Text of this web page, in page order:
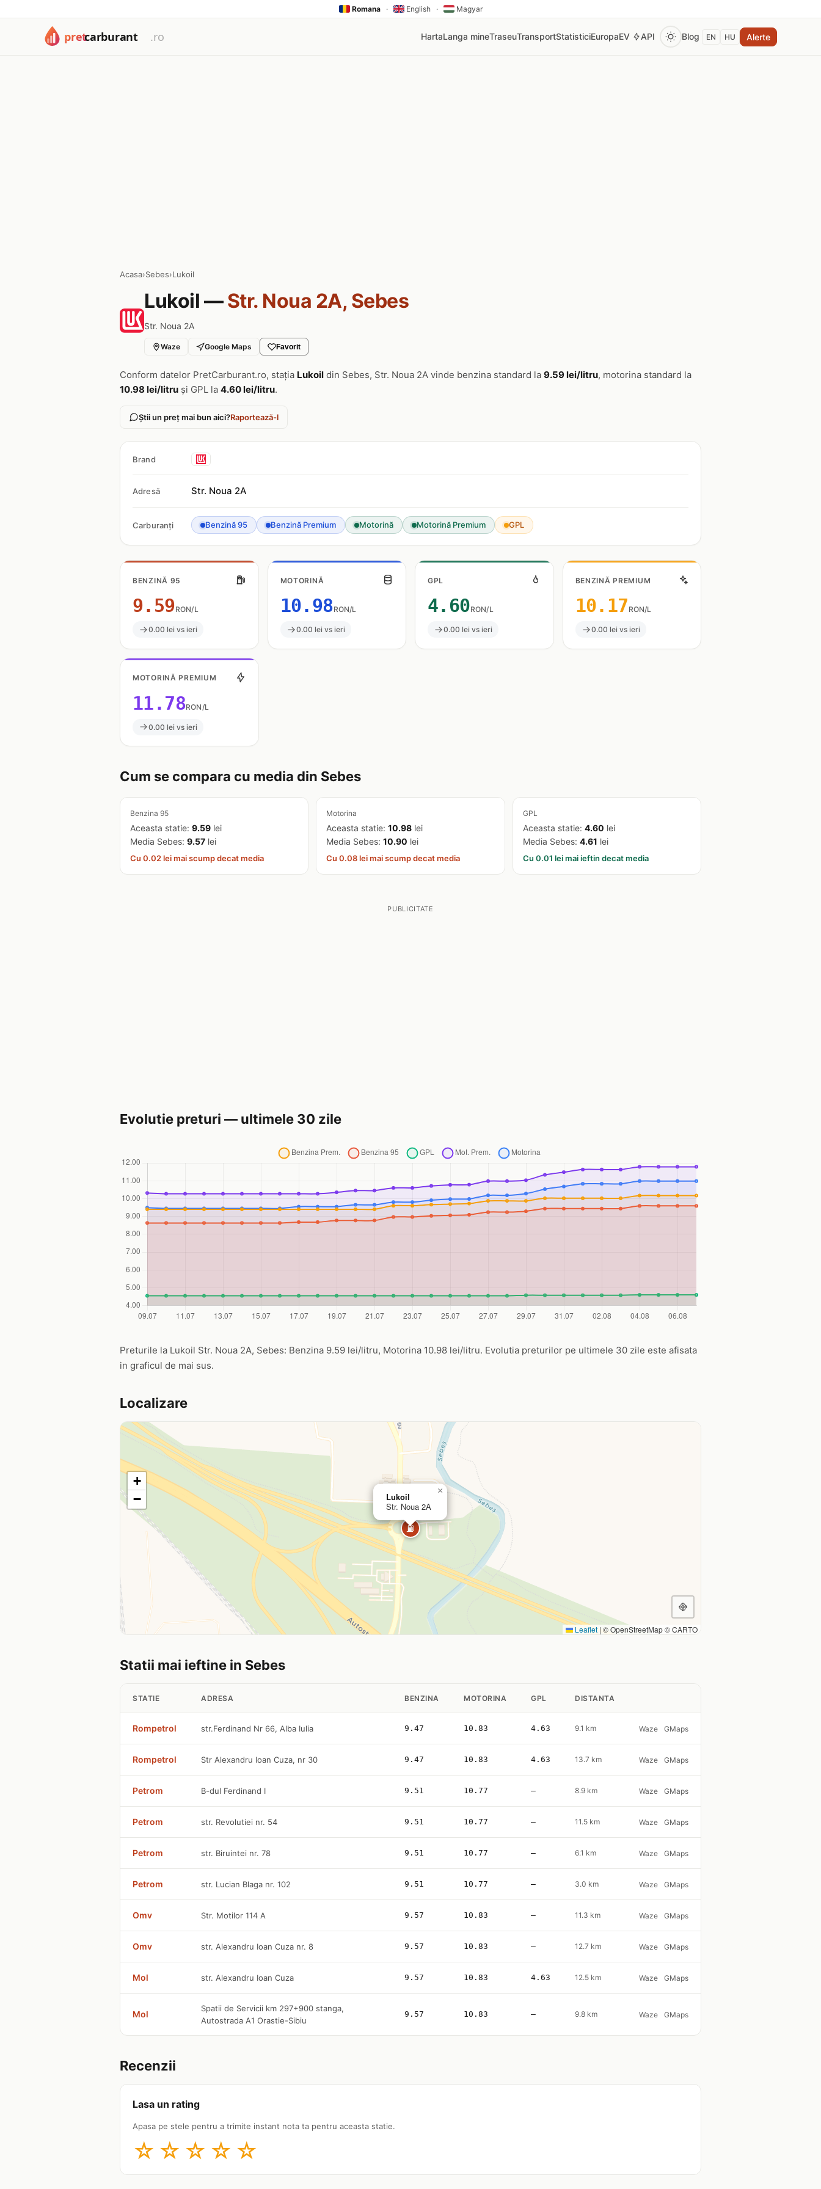
Romana · English · Magyar
HartaLanga mineTraseuTransportStatisticiEuropaEV API Blog EN HU Alerte
Acasa›Sebes›Lukoil
Lukoil —Str. Noua 2A, Sebes
Str. Noua 2A
Waze Google Maps Favorit
Conform datelor PretCarburant.ro, stația Lukoil din Sebes, Str. Noua 2A vinde benzina standard la 9.59 lei/litru, motorina standard la
10.98 lei/litru și GPL la 4.60 lei/litru.
Știi un preț mai bun aici?Raportează-l
Brand
Adresă Str. Noua 2A
Carburanți Benzină 95 Benzină Premium Motorină Motorină Premium GPL
BENZINĂ 95
9.59RON/L
0.00 lei vs ieri
MOTORINĂ
10.98RON/L
0.00 lei vs ieri
GPL
4.60RON/L
0.00 lei vs ieri
BENZINĂ PREMIUM
10.17 RON/L
0.00 lei vs ieri
MOTORINĂ PREMIUM
11.78RON/L
0.00 lei vs ieri
Cum se compara cu media din Sebes
Benzina 95
Aceasta statie: 9.59 lei
Media Sebes: 9.57 lei
Cu 0.02 lei mai scump decat media
Motorina
Aceasta statie:10.98 lei
Media Sebes:10.90 lei
Cu 0.08 lei mai scump decat media
GPL
Aceasta statie: 4.60 lei
Media Sebes: 4.61 lei
Cu 0.01 lei mai ieftin decat media
PUBLICITATE
Evolutie preturi — ultimele 30 zile
Preturile la Lukoil Str. Noua 2A, Sebes: Benzina 9.59 lei/litru, Motorina 10.98 lei/litru. Evolutia preturilor pe ultimele 30 zile este afisata
in graficul de mai sus.
Localizare
⛽
Lukoil
Str. Noua 2A
×
+
−
Leaflet | © OpenStreetMap © CARTO
Statii mai ieftine in Sebes
STATIE ADRESA BENZINA MOTORINA GPL DISTANTA
Rompetrol str.Ferdinand Nr 66, Alba Iulia 9.47 10.83 4.63 9.1 km Waze GMaps
Rompetrol Str Alexandru Ioan Cuza, nr 30 9.47 10.83 4.63 13.7 km Waze GMaps
Petrom B-dul Ferdinand I 9.51 10.77 — 8.9 km Waze GMaps
Petrom str. Revolutiei nr. 54 9.51 10.77 — 11.5 km Waze GMaps
Petrom str. Biruintei nr. 78 9.51 10.77 — 6.1 km Waze GMaps
Petrom str. Lucian Blaga nr. 102 9.51 10.77 — 3.0 km Waze GMaps
Omv Str. Motilor 114 A 9.57 10.83 — 11.3 km Waze GMaps
Omv str. Alexandru Ioan Cuza nr. 8 9.57 10.83 — 12.7 km Waze GMaps
Mol str. Alexandru Ioan Cuza 9.57 10.83 4.63 12.5 km Waze GMaps
Mol
Spatii de Servicii km 297+900 stanga,
Autostrada A1 Orastie-Sibiu
9.57 10.83 — 9.8 km Waze GMaps
Recenzii
Lasa un rating
Apasa pe stele pentru a trimite instant nota ta pentru aceasta statie.
☆ ☆ ☆ ☆ ☆